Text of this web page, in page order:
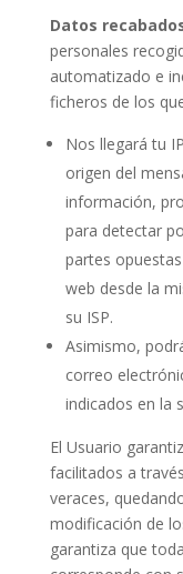
Datos
personales
automatizado e
ficheros de los
Nos llegará tu
origen del
información,
para detectar
partes
web desde la
su ISP.
Asimismo,
correo
indicados en la
El Usuario
facilitados a
veraces,
modificación de
garantiza que